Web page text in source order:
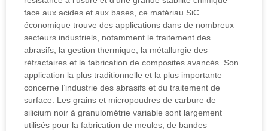
face aux acides et aux bases, ce matériau SiC
économique trouve des applications dans de nombreux
secteurs industriels, notamment le traitement des
abrasifs, la gestion thermique, la métallurgie des
réfractaires et la fabrication de composites avancés. Son
application la plus traditionnelle et la plus importante
concerne l’industrie des abrasifs et du traitement de
surface. Les grains et micropoudres de carbure de
silicium noir à granulométrie variable sont largement
utilisés pour la fabrication de meules, de bandes